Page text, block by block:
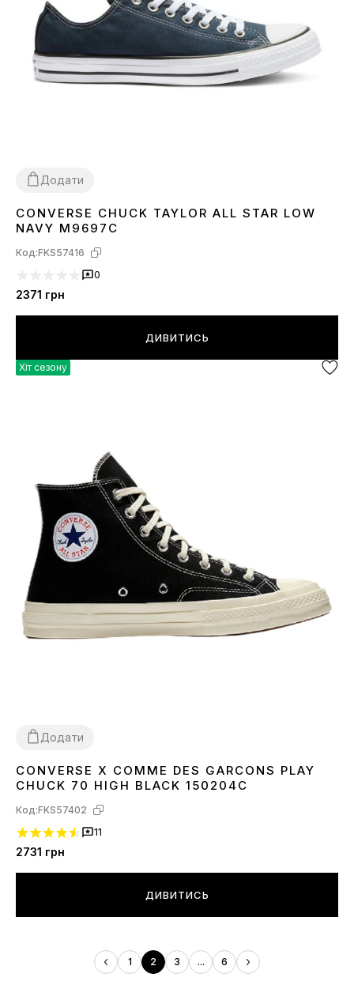
Додати
363839
CONVERSE CHUCK TAYLOR ALL STAR LOW
NAVY M9697C
Код:FKS57416
0
2371 грн
ДИВИТИСЬ
Хіт сезону
Додати
3839
CONVERSE X COMME DES GARCONS PLAY
CHUCK 70 HIGH BLACK 150204C
Код:FKS57402
11
2731 грн
ДИВИТИСЬ
1 2 3 ... 6